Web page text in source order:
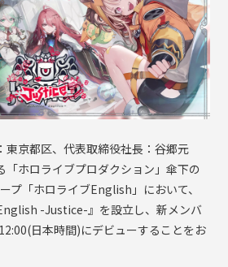
東京都区、代表取締役社長：谷郷元
「ホロライブプロダクション」傘下の
プ「ホロライブEnglish」において、
-Justice-』を設立し、新メンバ
日本時間)にデビューすることをお